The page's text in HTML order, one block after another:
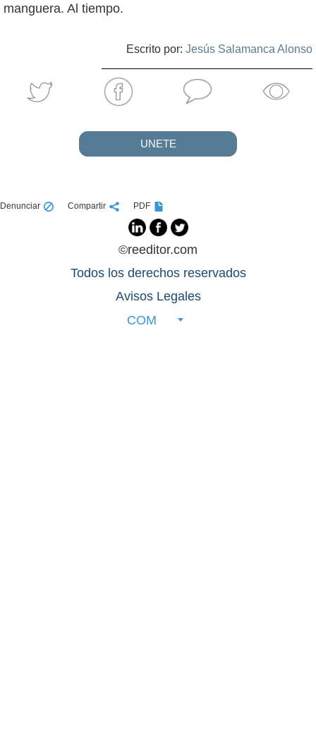
manguera. Al tiempo.
Escrito por: Jesús Salamanca Alonso
UNETE
Denunciar Compartir PDF
©reeditor.com
Todos los derechos reservados
Avisos Legales